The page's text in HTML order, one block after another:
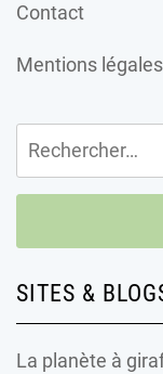
Contact
Mentions légales
Rechercher :
SITES &
La planète à